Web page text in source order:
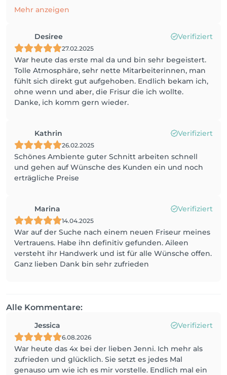
Mehr anzeigen
Desiree Verifiziert
27.02.2025
War heute das erste mal da und bin sehr begeistert.
Tolle Atmosphäre, sehr nette Mitarbeiterinnen, man
fühlt sich direkt gut aufgehoben. Endlich bekam ich,
ohne wenn und aber, die Frisur die ich wollte.
Danke, ich komm gern wieder.
Kathrin Verifiziert
26.02.2025
Schönes Ambiente guter Schnitt arbeiten schnell
und gehen auf Wünsche des Kunden ein und noch
erträgliche Preise
Marina Verifiziert
14.04.2025
War auf der Suche nach einem neuen Friseur meines
Vertrauens. Habe ihn definitiv gefunden. Aileen
versteht ihr Handwerk und ist für alle Wünsche offen.
Ganz lieben Dank bin sehr zufrieden
Alle Kommentare:
Jessica Verifiziert
6.08.2026
War heute das 4x bei der lieben Jenni. Ich mehr als
zufrieden und glücklich. Sie setzt es jedes Mal
genauso um wie ich es mir vorstelle. Endlich mal ein